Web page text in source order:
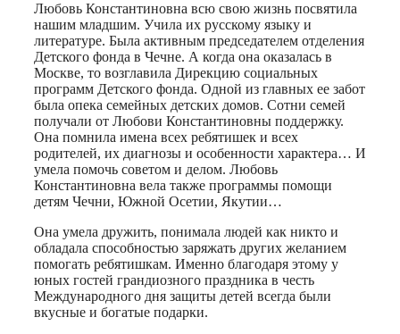
Любовь Константиновна всю свою жизнь посвятила
нашим младшим. Учила их русскому языку и
литературе. Была активным председателем отделения
Детского фонда в Чечне. А когда она оказалась в
Москве, то возглавила Дирекцию социальных
программ Детского фонда. Одной из главных ее забот
была опека семейных детских домов. Сотни семей
получали от Любови Константиновны поддержку.
Она помнила имена всех ребятишек и всех
родителей, их диагнозы и особенности характера… И
умела помочь советом и делом. Любовь
Константиновна вела также программы помощи
детям Чечни, Южной Осетии, Якутии…
Она умела дружить, понимала людей как никто и
обладала способностью заряжать других желанием
помогать ребятишкам. Именно благодаря этому у
юных гостей грандиозного праздника в честь
Международного дня защиты детей всегда были
вкусные и богатые подарки.